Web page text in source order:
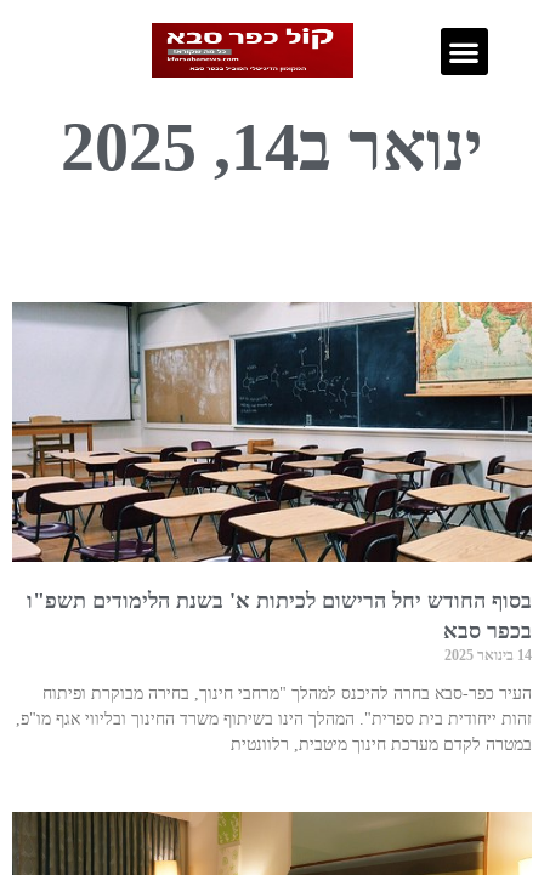
ינואר ב14, 2025
בסוף החודש יחל הרישום לכיתות א' בשנת הלימודים תשפ"ו
בכפר סבא
14 בינואר 2025
העיר כפר-סבא בחרה להיכנס למהלך "מרחבי חינוך, בחירה מבוקרת ופיתוח
זהות ייחודית בית ספרית". המהלך הינו בשיתוף משרד החינוך ובליווי אגף מו"פ,
במטרה לקדם מערכת חינוך מיטבית, רלוונטית